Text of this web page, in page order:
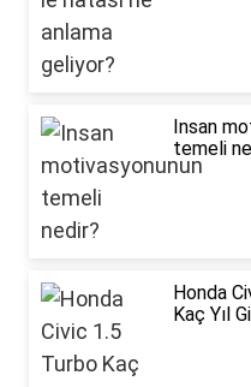
Insan
temeli
Honda
Kaç Yıl